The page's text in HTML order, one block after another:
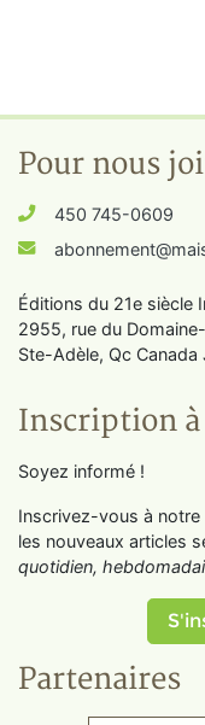
Pour nous
450 745-0609
Éditions du 21e siècle
2955, rue du
Ste-Adèle, Qc Canada
Inscription
Soyez informé !
Inscrivez-vous à notre
les nouveaux articles
quotidien,
Partenaires